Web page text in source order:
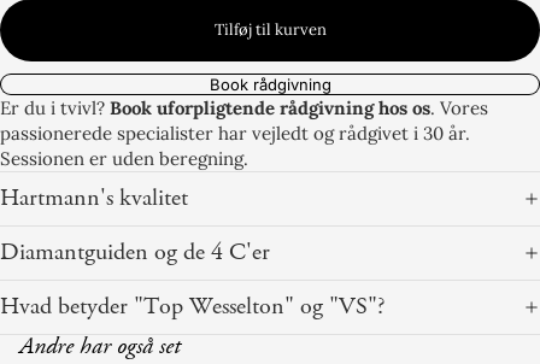
Tilføj til kurven
Book rådgivning
Er du i tvivl? Book uforpligtende rådgivning hos os. Vores
passionerede specialister har vejledt og rådgivet i 30 år.
Sessionen er uden beregning.
Hartmann's kvalitet
Diamantguiden og de 4 C'er
Hvad betyder "Top Wesselton" og "VS"?
Andre har også set